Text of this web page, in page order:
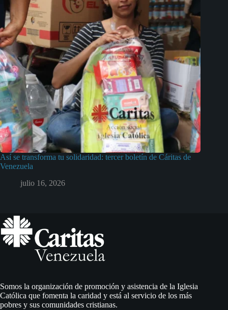
Así se transforma tu solidaridad: tercer boletín de Cáritas de
Venezuela
julio 16, 2026
Somos la organización de promoción y asistencia de la Iglesia
Católica que fomenta la caridad y está al servicio de los más
pobres y sus comunidades cristianas.